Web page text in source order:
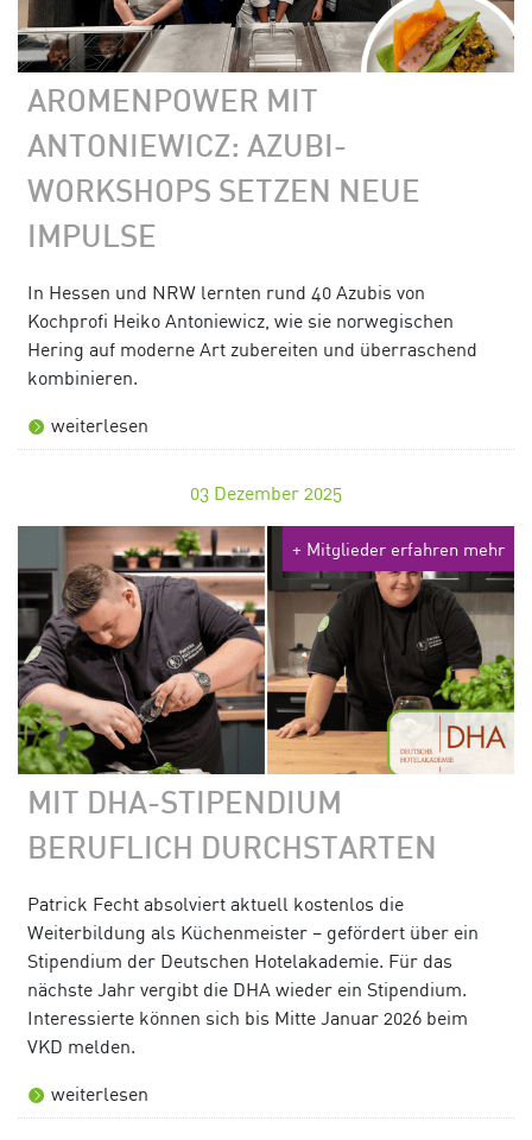
AROMENPOWER MIT
ANTONIEWICZ: AZUBI-
WORKSHOPS SETZEN NEUE
IMPULSE
In Hessen und NRW lernten rund 40 Azubis von
Kochprofi Heiko Antoniewicz, wie sie norwegischen
Hering auf moderne Art zubereiten und überraschend
kombinieren.
weiterlesen
03 Dezember 2025
+ Mitglieder erfahren mehr
MIT DHA-STIPENDIUM
BERUFLICH DURCHSTARTEN
Patrick Fecht absolviert aktuell kostenlos die
Weiterbildung als Küchenmeister – gefördert über ein
Stipendium der Deutschen Hotelakademie. Für das
nächste Jahr vergibt die DHA wieder ein Stipendium.
Interessierte können sich bis Mitte Januar 2026 beim
VKD melden.
weiterlesen